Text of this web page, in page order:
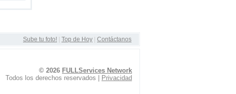
Sube tu foto! Top de Hoy Contáctanos
© 2026 FULLServices Network
Todos los derechos reservados |
Privacidad